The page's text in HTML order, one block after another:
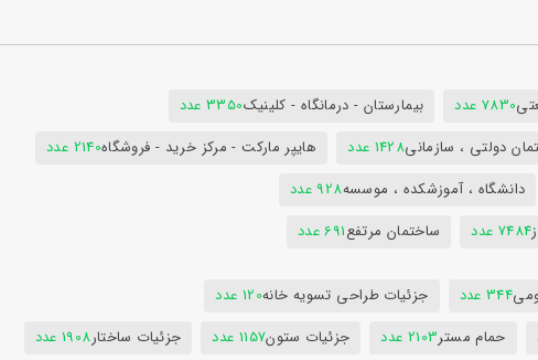
7830 عدد بیمارستان - درمانگاه - کلینیک3350 عدد
دولتی ، سازمانی1428 عدد هایپر مارکت - مرکز خرید - فروشگاه2140 عدد
دانشگاه ، آموزشکده ، موسسه928 عدد
7484 عدد ساختمان مرتفع691 عدد
344 عدد جزئیات طراحی تسویه خانه120 عدد
حمام مستر2103 عدد جزئیات ستون1157 عدد جزئیات ساختار1908 عدد